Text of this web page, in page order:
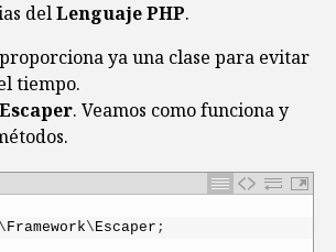
delLenguaje PHP.
ya una clase para evitar
tiempo.
Escaper. Veamos como funciona y
\Framework\Escaper ;